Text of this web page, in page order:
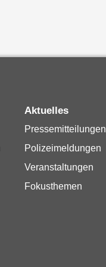
Aktuelles
Pressemitteilungen
Polizeimeldungen
Veranstaltungen
Fokusthemen